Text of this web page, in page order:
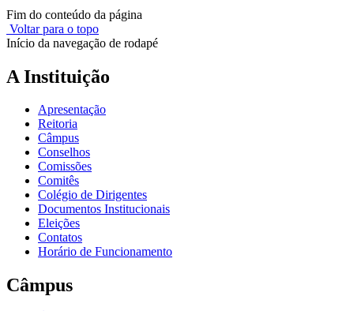
Fim do conteúdo da página
Voltar para o topo
Início da navegação de rodapé
A Instituição
Apresentação
Reitoria
Câmpus
Conselhos
Comissões
Comitês
Colégio de Dirigentes
Documentos Institucionais
Eleições
Contatos
Horário de Funcionamento
Câmpus